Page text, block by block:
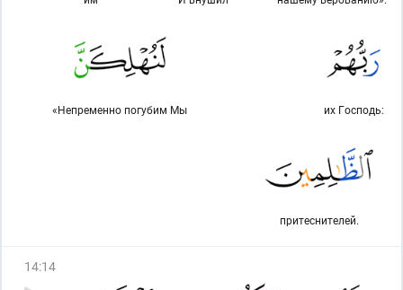
их Господь:
«Непременно погу­бим Мы
притеснителей.
14:14